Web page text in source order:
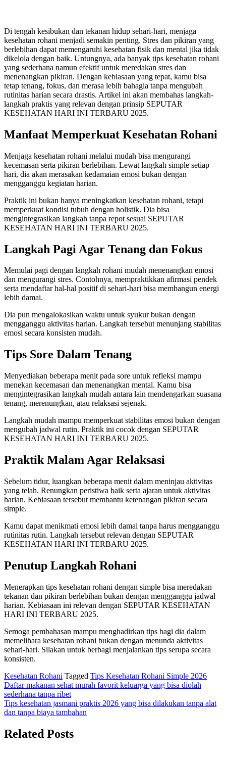
Di tengah kesibukan dan tekanan hidup sehari-hari, menjaga
kesehatan rohani menjadi semakin penting. Stres dan pikiran yang
berlebihan dapat memengaruhi kesehatan fisik dan mental jika tidak
dikelola dengan baik. Untungnya, ada banyak tips kesehatan rohani
yang sederhana namun efektif untuk meredakan stres dan
menenangkan pikiran. Dengan kebiasaan yang tepat, kamu bisa
tetap tenang, fokus, dan merasa lebih bahagia tanpa mengubah
rutinitas harian secara drastis. Artikel ini akan membahas langkah-
langkah praktis yang relevan dengan prinsip SEPUTAR
KESEHATAN HARI INI TERBARU 2025.
Manfaat Memperkuat Kesehatan Rohani
Menjaga kesehatan rohani melalui mudah bisa mengurangi
kecemasan serta pikiran berlebihan. Lewat langkah simple setiap
hari, dia akan merasakan kedamaian emosi bukan dengan
mengganggu kegiatan harian.
Praktik ini bukan hanya meningkatkan kesehatan rohani, tetapi
memperkuat kondisi tubuh dengan holistik. Dia bisa
mengintegrasikan langkah tanpa repot sesuai SEPUTAR
KESEHATAN HARI INI TERBARU 2025.
Langkah Pagi Agar Tenang dan Fokus
Memulai pagi dengan langkah rohani mudah menenangkan emosi
dan mengurangi stres. Contohnya, mempraktikkan afirmasi pendek
serta mendaftar hal-hal positif di sehari-hari bisa membangun energi
lebih damai.
Dia pun mengalokasikan waktu untuk syukur bukan dengan
mengganggu aktivitas harian. Langkah tersebut menunjang stabilitas
emosi secara konsisten mudah.
Tips Sore Dalam Tenang
Menyediakan beberapa menit pada sore untuk refleksi mampu
menekan kecemasan dan menenangkan mental. Kamu bisa
mengintegrasikan langkah mudah antara lain mendengarkan suasana
tenang, merenungkan, atau relaksasi sejenak.
Langkah mudah mampu memperkuat stabilitas emosi bukan dengan
mengubah jadwal rutin. Praktik ini cocok dengan SEPUTAR
KESEHATAN HARI INI TERBARU 2025.
Praktik Malam Agar Relaksasi
Sebelum tidur, luangkan beberapa menit dalam meninjau aktivitas
yang telah. Renungkan peristiwa baik serta ajaran untuk aktivitas
harian. Kebiasaan tersebut membantu ketenangan pikiran secara
simple.
Kamu dapat menikmati emosi lebih damai tanpa harus mengganggu
rutinitas rutin. Langkah tersebut relevan dengan SEPUTAR
KESEHATAN HARI INI TERBARU 2025.
Penutup Langkah Rohani
Menerapkan tips kesehatan rohani dengan simple bisa meredakan
tekanan dan pikiran berlebihan bukan dengan mengganggu jadwal
harian. Kebiasaan ini relevan dengan SEPUTAR KESEHATAN
HARI INI TERBARU 2025.
Semoga pembahasan mampu menghadirkan tips bagi dia dalam
memelihara kesehatan rohani bukan dengan menunda aktivitas
sehari-hari. Silakan untuk berbagi menjalankan tips serupa secara
konsisten.
Kesehatan Rohani Tagged Tips Kesehatan Rohani Simple 2026
Navigasi
pos
Daftar makanan sehat murah favorit keluarga yang bisa diolah
sederhana tanpa ribet
Tips kesehatan jasmani praktis 2026 yang bisa dilakukan tanpa alat
dan tanpa biaya tambahan
Related Posts